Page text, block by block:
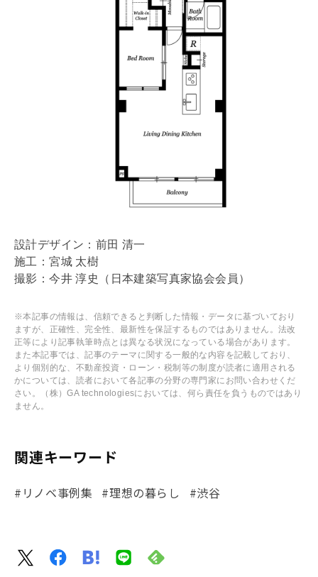
設計デザイン：前田 清一
施工：宮城 太樹
撮影：今井 淳史（日本建築写真家協会会員）
※本記事の情報は、信頼できると判断した情報・データに基づいており
ますが、正確性、完全性、最新性を保証するものではありません。法改
正等により記事執筆時点とは異なる状況になっている場合があります。
また本記事では、記事のテーマに関する一般的な内容を記載しており、
より個別的な、不動産投資・ローン・税制等の制度が読者に適用される
かについては、読者において各記事の分野の専門家にお問い合わせくだ
さい。（株）GA technologiesにおいては、何ら責任を負うものではあり
ません。
関連キーワード
#リノベ事例集 #理想の暮らし #渋谷